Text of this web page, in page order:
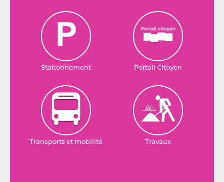
Stationnement Portail Citoyen
Transports et mobilité Travaux